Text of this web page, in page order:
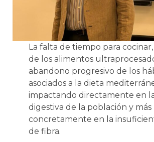
La falta de tiempo para
de los alimentos
abandono progresivo de los
asociados a la dieta
impactando directamente en
digestiva de la población y más
concretamente en la
de fibra.